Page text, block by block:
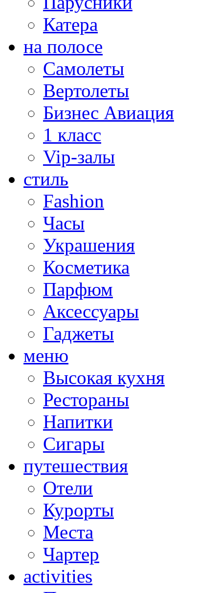
Катера
на полосе
Самолеты
Вертолеты
Бизнес Авиация
1 класс
Vip-залы
стиль
Fashion
Часы
Украшения
Косметика
Парфюм
Аксессуары
Гаджеты
меню
Высокая кухня
Рестораны
Напитки
Сигары
путешествия
Отели
Курорты
Места
Чартер
activities